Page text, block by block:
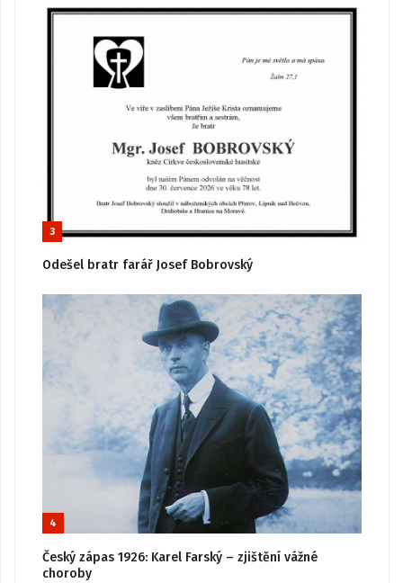
3
Odešel bratr farář Josef Bobrovský
4
Český zápas 1926: Karel Farský – zjištění vážné
choroby